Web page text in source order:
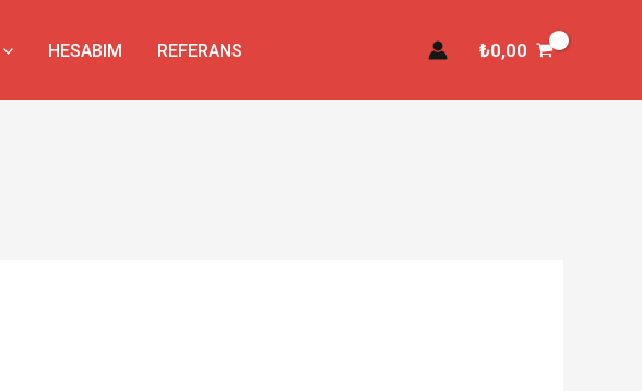
HESABIM REFERANS ₺0,00